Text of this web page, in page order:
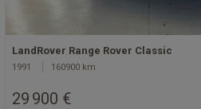
LandRover Range Rover Classic
1991 160900 km
29 900 €